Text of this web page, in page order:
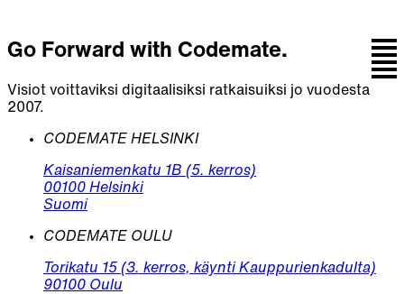
Go Forward with Codemate.
Visiot voittaviksi digitaalisiksi ratkaisuiksi jo vuodesta
2007.
CODEMATE HELSINKI
Kaisaniemenkatu 1B (5. kerros)
00100 Helsinki
Suomi
CODEMATE OULU
Torikatu 15 (3. kerros, käynti Kauppurienkadulta)
90100 Oulu